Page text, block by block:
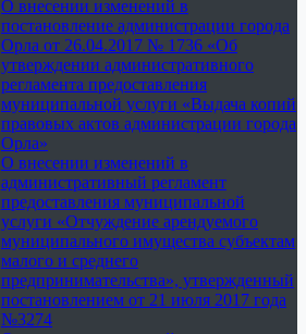
О внесении изменений в
постановление администрации города
Орла от 26.04.2017 № 1736 «Об
утверждении административного
регламента предоставления
муниципальной услуги «Выдача копий
правовых актов администрации города
Орла»
О внесении изменений в
административный регламент
предоставления муниципальной
услуги «Отчуждение арендуемого
муниципального имущества субъектам
малого и среднего
предпринимательства», утвержденный
постановлением от 21 июля 2017 года
№3274